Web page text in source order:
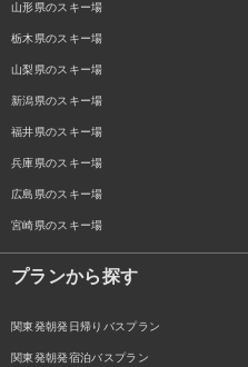
山形県のスキー場
栃木県のスキー場
山梨県のスキー場
新潟県のスキー場
福井県のスキー場
兵庫県のスキー場
広島県のスキー場
宮崎県のスキー場
プランから探す
関東発朝発日帰りバスプラン
関東発朝発宿泊バスプラン